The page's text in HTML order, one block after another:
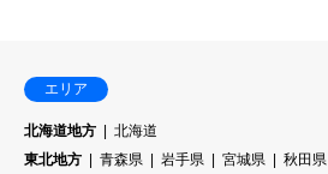
エリア
北海道地方
北海道
東北地方
青森県 岩手県 宮城県 秋田県